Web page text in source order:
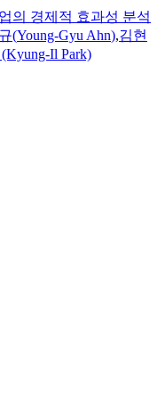
의 경제적 효과성 분석
(Young-GyuAhn),김현
Il Park)